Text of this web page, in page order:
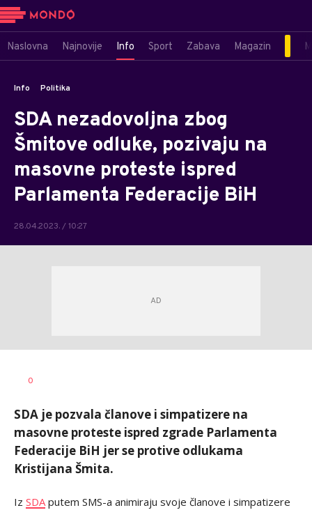
Naslovna Najnovije Info Sport Zabava Magazin
Info Politika
SDA nezadovoljna zbog
Šmitove odluke, pozivaju na
masovne proteste ispred
Parlamenta Federacije BiH
28.04.2023. / 10:27
AUTOR
0
SDA je pozvala članove i simpatizere na
masovne proteste ispred zgrade Parlamenta
Federacije BiH jer se protive odlukama
Kristijana Šmita.
Iz SDAputem SMS-a animiraju svoje članove i simpatizere